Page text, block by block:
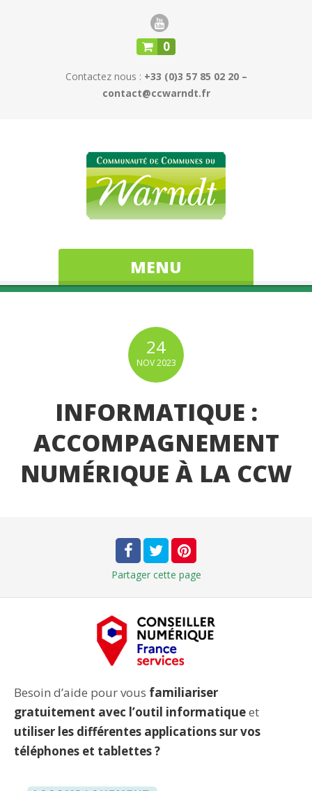
0
Contactez nous : +33 (0)3 57 85 02 20 –
contact@ccwarndt.fr
MENU
24
NOV2023
INFORMATIQUE :
ACCOMPAGNEMENT
NUMÉRIQUE À LA CCW
Partager cette page
Besoin d’aide pour vous familiariser
gratuitement avec l’outil informatiqueet
utiliser les différentes applications sur vos
téléphones et tablettes ?